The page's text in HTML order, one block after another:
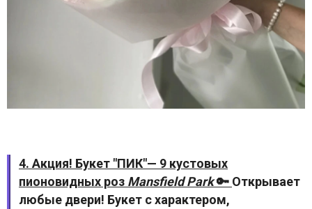
4. Акция! Букет "ПИК"— 9 кустовых
пионовидных роз Mansfield Park🔑 Открывает
любые двери! Букет с характером,